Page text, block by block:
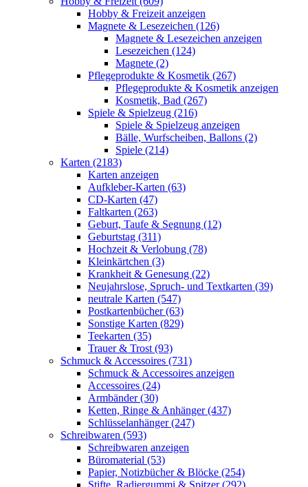
Hobby & Freizeit anzeigen
Magnete & Lesezeichen (126)
Magnete & Lesezeichen anzeigen
Lesezeichen (124)
Magnete (2)
Pflegeprodukte & Kosmetik (267)
Pflegeprodukte & Kosmetik anzeigen
Kosmetik, Bad (267)
Spiele & Spielzeug (216)
Spiele & Spielzeug anzeigen
Bälle, Wurfscheiben, Ballons (2)
Spiele (214)
Karten (2183)
Karten anzeigen
Aufkleber-Karten (63)
CD-Karten (47)
Faltkarten (263)
Geburt, Taufe & Segnung (12)
Geburtstag (311)
Hochzeit & Verlobung (78)
Kleinkärtchen (3)
Krankheit & Genesung (22)
Neujahrslose, Spruch- und Textkarten (39)
neutrale Karten (547)
Postkartenbücher (63)
Sonstige Karten (829)
Teekarten (35)
Trauer & Trost (93)
Schmuck & Accessoires (731)
Schmuck & Accessoires anzeigen
Accessoires (24)
Armbänder (30)
Ketten, Ringe & Anhänger (437)
Schlüsselanhänger (247)
Schreibwaren (593)
Schreibwaren anzeigen
Büromaterial (53)
Papier, Notizbücher & Blöcke (254)
Stifte, Radiergummi & Spitzer (292)